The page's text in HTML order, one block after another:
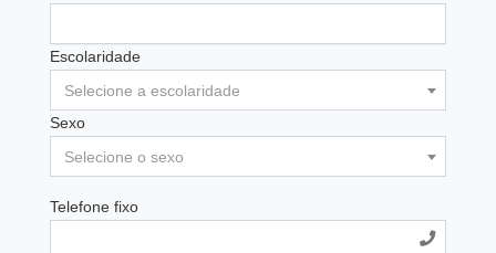
Escolaridade
Selecione a escolaridade
Sexo
Selecione o sexo
Telefone fixo